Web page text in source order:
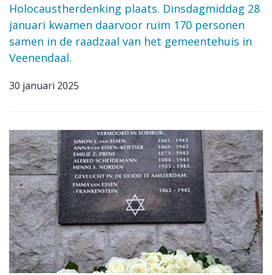
Holocaustherdenking plaats. Dinsdagmiddag 28
januari kwamen daarvoor ruim 170 personen
samen in de raadzaal van het gemeentehuis in
Veenendaal.
30 januari 2025